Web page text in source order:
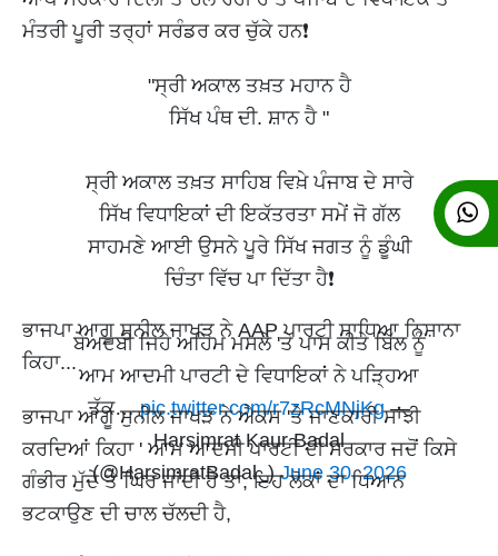
ਮੰਤਰੀ ਪੂਰੀ ਤਰ੍ਹਾਂ ਸਰੰਡਰ ਕਰ ਚੁੱਕੇ ਹਨ❗
"ਸ੍ਰੀ ਅਕਾਲ ਤਖ਼ਤ ਮਹਾਨ ਹੈ
ਸਿੱਖ ਪੰਥ ਦੀ. ਸ਼ਾਨ ਹੈ "
ਸ੍ਰੀ ਅਕਾਲ ਤਖ਼ਤ ਸਾਹਿਬ ਵਿਖ਼ੇ ਪੰਜਾਬ ਦੇ ਸਾਰੇ
ਸਿੱਖ ਵਿਧਾਇਕਾਂ ਦੀ ਇਕੱਤਰਤਾ ਸਮੇਂ ਜੋ ਗੱਲ
ਸਾਹਮਣੇ ਆਈ ਉਸਨੇ ਪੂਰੇ ਸਿੱਖ ਜਗਤ ਨੂੰ ਡੂੰਘੀ
ਚਿੰਤਾ ਵਿੱਚ ਪਾ ਦਿੱਤਾ ਹੈ❗
ਬੇਅਦਬੀ ਜਿਹੇ ਅਹਿਮ ਮਸਲੇ 'ਤੇ ਪਾਸ ਕੀਤੇ ਬਿੱਲ ਨੂੰ
ਆਮ ਆਦਮੀ ਪਾਰਟੀ ਦੇ ਵਿਧਾਇਕਾਂ ਨੇ ਪੜ੍ਹਿਆ
ਤੱਕ…pic.twitter.com/r7zRcMNjKg—
Harsimrat Kaur Badal
(@HarsimratBadal_)June 30, 2026
ਭਾਜਪਾ ਆਗੂ ਸੁਨੀਲ ਜਾਖੜ ਨੇ AAP ਪਾਰਟੀ ਸਾਧਿਆ ਨਿਸ਼ਾਨਾ
ਕਿਹਾ...
ਭਾਜਪਾ ਆਗੂ ਸੁਨੀਲ ਜਾਖੜ ਨੇ ਐਕਸ 'ਤੇ ਜਾਣਕਾਰੀ ਸਾਂਝੀ
ਕਰਦਿਆਂ ਕਿਹਾ ' ਆਮ ਆਦਮੀ ਪਾਰਟੀ ਦੀ ਸਰਕਾਰ ਜਦੋਂ ਕਿਸੇ
ਗੰਭੀਰ ਮੁੱਦੇ ਤੇ ਘਿਰ ਜਾਂਦੀ ਹੈ ਤਾਂ, ਇਹ ਲੋਕਾਂ ਦਾ ਧਿਆਨ
ਭਟਕਾਉਣ ਦੀ ਚਾਲ ਚੱਲਦੀ ਹੈ,